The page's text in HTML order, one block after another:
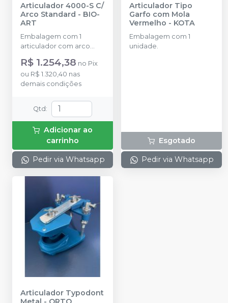
Articulador 4000-S C/
Arco Standard - BIO-
ART
Embalagem com 1
articulador com arco
placas de montagem
trilho.
R$ 1.254,38 no Pix
ou R$ 1.320,40 nas
demais condições
Qtd :
Adicionar ao
carrinho
Pedir via Whatsapp
Articulador Tipo
Garfo com Mola
Vermelho - KOTA
Embalagem com 1
unidade.
Esgotado
Pedir via Whatsapp
Articulador Typodont